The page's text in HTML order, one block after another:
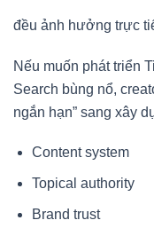
đều ảnh hưởng trực
Nếu muốn phát triển
Search bùng nổ,
ngắn hạn” sang xây
Content system
Topical authority
Brand trust